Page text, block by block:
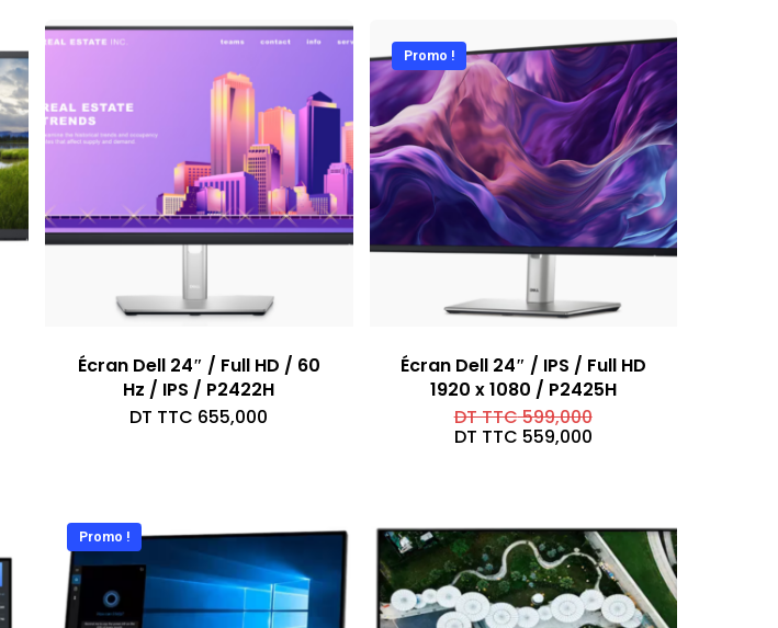
Écran Dell 24″ / Full HD / 60
Hz / IPS / P2422H
DT TTC 655,000
Promo !
Écran Dell 24″ / IPS / Full HD
1920 x 1080 / P2425H
DT TTC599,000Le
prix
DT TTC 559,000Le
TTC 559,000.
Promo !